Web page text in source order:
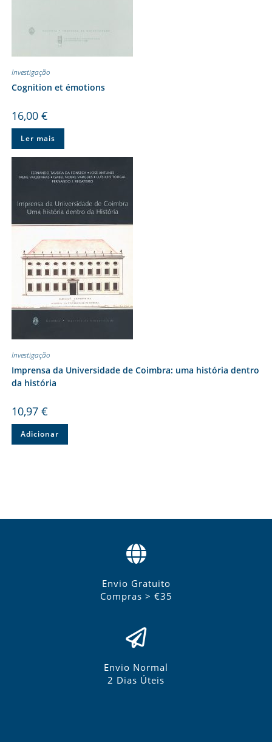
Investigação
Cognition et émotions
16,00 €
Ler mais
Investigação
Imprensa da Universidade de Coimbra: uma história dentro
da história
10,97 €
Adicionar
Envio Gratuito
Compras > €35
Envio Normal
2 Dias Úteis